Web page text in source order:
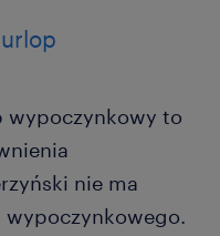
wypoczynkowy to
nie ma
wypoczynkowego.